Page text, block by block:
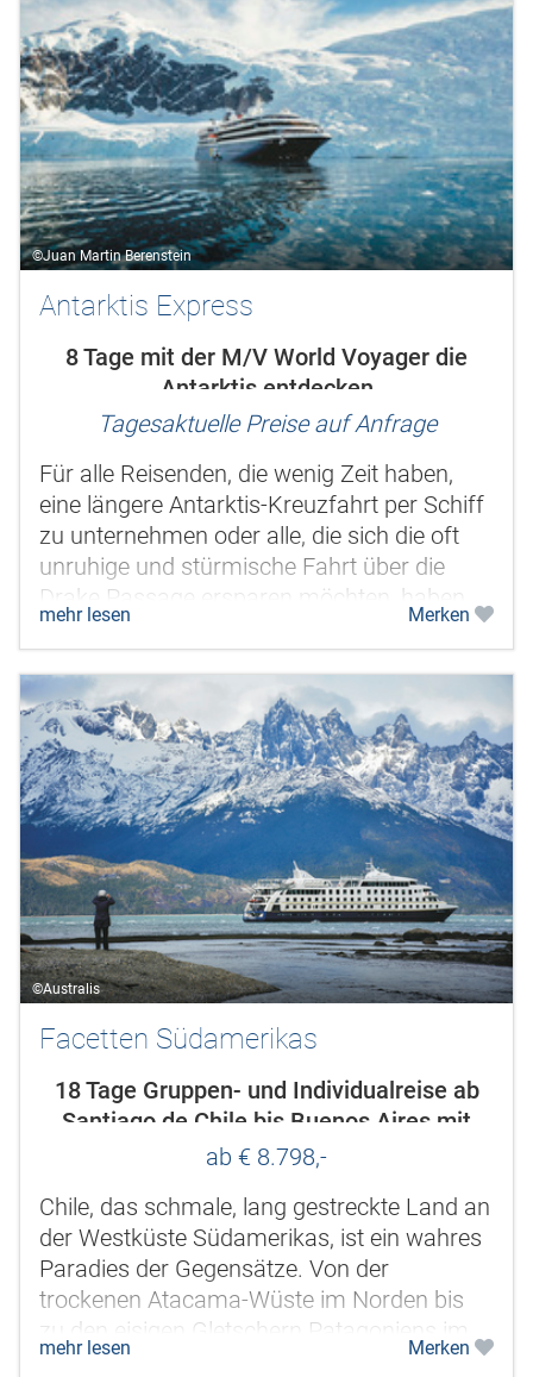
©Juan Martin Berenstein
Antarktis Express
8 Tage mit der M/V World Voyager die
Antarktis entdecken
Tagesaktuelle Preise auf Anfrage
Für alle Reisenden, die wenig Zeit haben,
eine längere Antarktis-Kreuzfahrt per Schiff
zu unternehmen oder alle, die sich die oft
unruhige und stürmische Fahrt über die
Drake Passage ersparen möchten, haben
wir die perfekte Lösung:...
mehr lesen Merken
©Australis
Facetten Südamerikas
18 Tage Gruppen- und Individualreise ab
Santiago de Chile bis Buenos Aires mit
Hotelunterkünften und Kreuzfahrt
ab € 8.798,-
Chile, das schmale, lang gestreckte Land an
der Westküste Südamerikas, ist ein wahres
Paradies der Gegensätze. Von der
trockenen Atacama-Wüste im Norden bis
zu den eisigen Gletschern Patagoniens im
Süden erstreckt sich eine...
mehr lesen Merken